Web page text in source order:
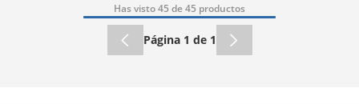
Has visto 45 de 45 productos
Página 1 de 1